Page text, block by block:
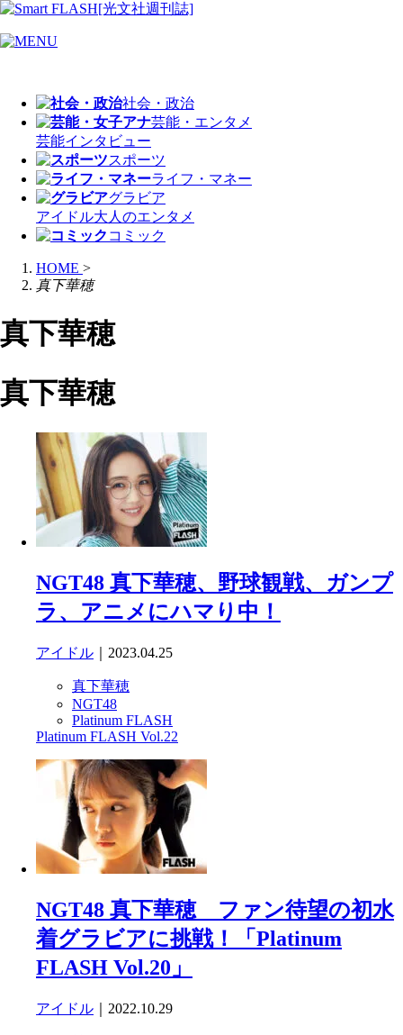
社会・政治
芸能・エンタメ
芸能インタビュー
スポーツ
ライフ・マネー
グラビア
アイドル大人のエンタメ
コミック
HOME >
真下華穂
真下華穂
真下華穂
NGT48 真下華穂、野球観戦、ガンプ
ラ、アニメにハマり中！
アイドル ｜2023.04.25
真下華穂
NGT48
Platinum FLASH
Platinum FLASH Vol.22
NGT48 真下華穂 ファン待望の初水
着グラビアに挑戦！「Platinum
FLASH Vol.20」
アイドル ｜2022.10.29